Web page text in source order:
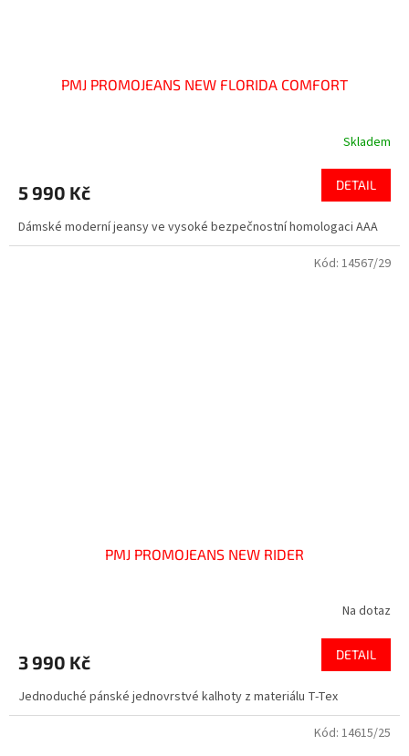
PMJ PROMOJEANS NEW FLORIDA COMFORT
Skladem
5 990 Kč DETAIL
Dámské moderní jeansy ve vysoké bezpečnostní homologaci AAA
PMJ PROMOJEANS NEW RIDER
Na dotaz
3 990 Kč DETAIL
Jednoduché pánské jednovrstvé kalhoty z materiálu T-Tex
Kód: 14567/29
Kód: 14615/25